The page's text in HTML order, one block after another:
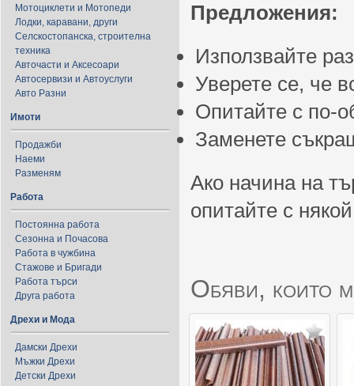
Мотоциклети и Мотопеди
Лодки, каравани, други
Селскостопанска, строителна
техника
Авточасти и Аксесоари
Автосервизи и Автоуслуги
Авто Разни
Имоти
Продажби
Наеми
Разменям
Работа
Постоянна работа
Сезонна и Почасова
Работа в чужбина
Стажове и Бригади
Работа търси
Друга работа
Дрехи и Мода
Дамски Дрехи
Мъжки Дрехи
Детски Дрехи
Предложения:
Използвайте
Уверете се, че
Опитайте с по-
Заменете
Ако начина на
опитайте с
Обяви, които